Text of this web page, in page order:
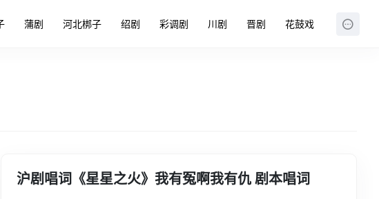
蒲剧 河北梆子 绍剧 彩调剧 川剧 晋剧 花鼓戏
沪剧唱词《星星之火》我有冤啊我有仇 剧本唱词